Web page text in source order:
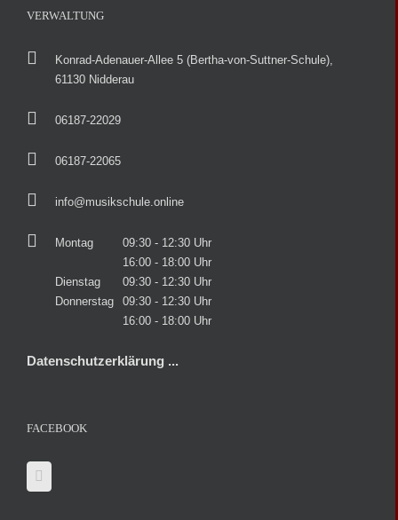
VERWALTUNG
Konrad-Adenauer-Allee 5 (Bertha-von-Suttner-Schule),
61130 Nidderau
06187-22029
06187-22065
info@musikschule.online
Montag
09:30 - 12:30 Uhr
16:00 - 18:00 Uhr
Dienstag
09:30 - 12:30 Uhr
Donnerstag
09:30 - 12:30 Uhr
16:00 - 18:00 Uhr
Datenschutzerklärung ...
FACEBOOK